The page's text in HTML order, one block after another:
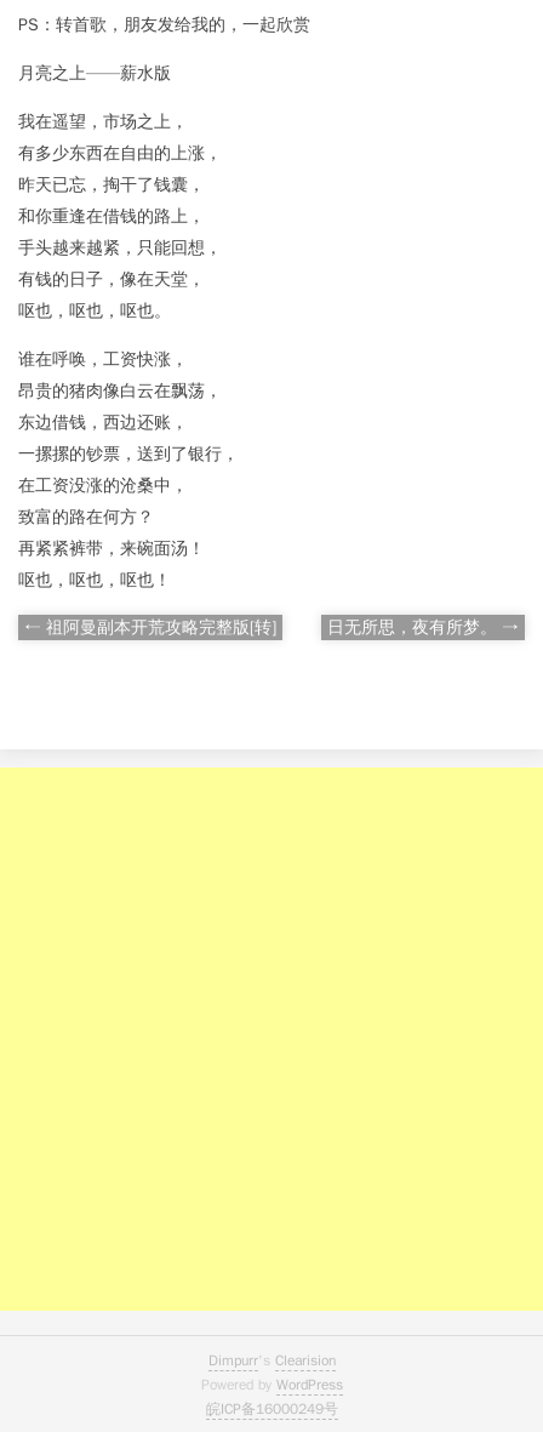
PS：转首歌，朋友发给我的，一起欣赏
月亮之上——薪水版
我在遥望，市场之上，
有多少东西在自由的上涨，
昨天已忘，掏干了钱囊，
和你重逢在借钱的路上，
手头越来越紧，只能回想，
有钱的日子，像在天堂，
呕也，呕也，呕也。
谁在呼唤，工资快涨，
昂贵的猪肉像白云在飘荡，
东边借钱，西边还账，
一摞摞的钞票，送到了银行，
在工资没涨的沧桑中，
致富的路在何方？
再紧紧裤带，来碗面汤！
呕也，呕也，呕也！
← 祖阿曼副本开荒攻略完整版[转] 日无所思，夜有所梦。 →
Dimpurr's Clearision
Powered by WordPress
皖ICP备16000249号